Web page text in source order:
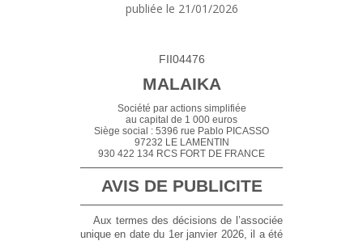
publiée le 21/01/2026
FII04476
MALAIKA
Société par actions simplifiée
au capital de 1 000 euros
Siège social : 5396 rue Pablo PICASSO
97232 LE LAMENTIN
930 422 134 RCS FORT DE FRANCE
AVIS DE PUBLICITE
Aux termes des décisions de l’associée
unique en date du 1er janvier 2026, il a été